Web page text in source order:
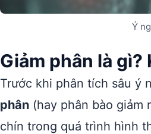
Ý
Giảm phân là gì?
Trước khi phân tích sâu ý
phân (hay phân bào giảm
chín trong quá trình hình